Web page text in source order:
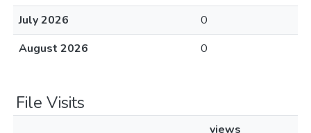
July 2026
0
August 2026
0
File Visits
views